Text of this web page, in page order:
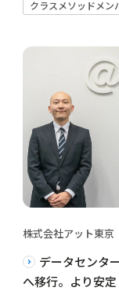
クラスメソッドメン
株式会社アット東京
データセンタ
へ移行。より安